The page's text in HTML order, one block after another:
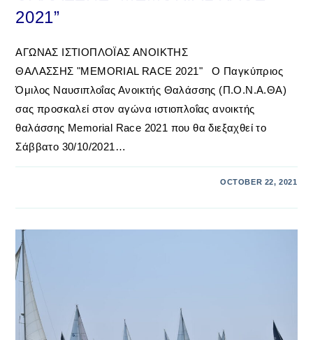
2021”
ΑΓΩΝΑΣ ΙΣΤΙΟΠΛΟΪΑΣ ΑΝΟΙΚΤΗΣ
ΘΑΛΑΣΣΗΣ "MEMORIAL RACE 2021" Ο Παγκύπριος
Όμιλος Ναυσιπλοΐας Ανοικτής Θαλάσσης (Π.Ο.Ν.Α.ΘΑ)
σας προσκαλεί στον αγώνα ιστιοπλοΐας ανοικτής
θαλάσσης Memorial Race 2021 που θα διεξαχθεί το
Σάββατο 30/10/2021…
OCTOBER 22, 2021